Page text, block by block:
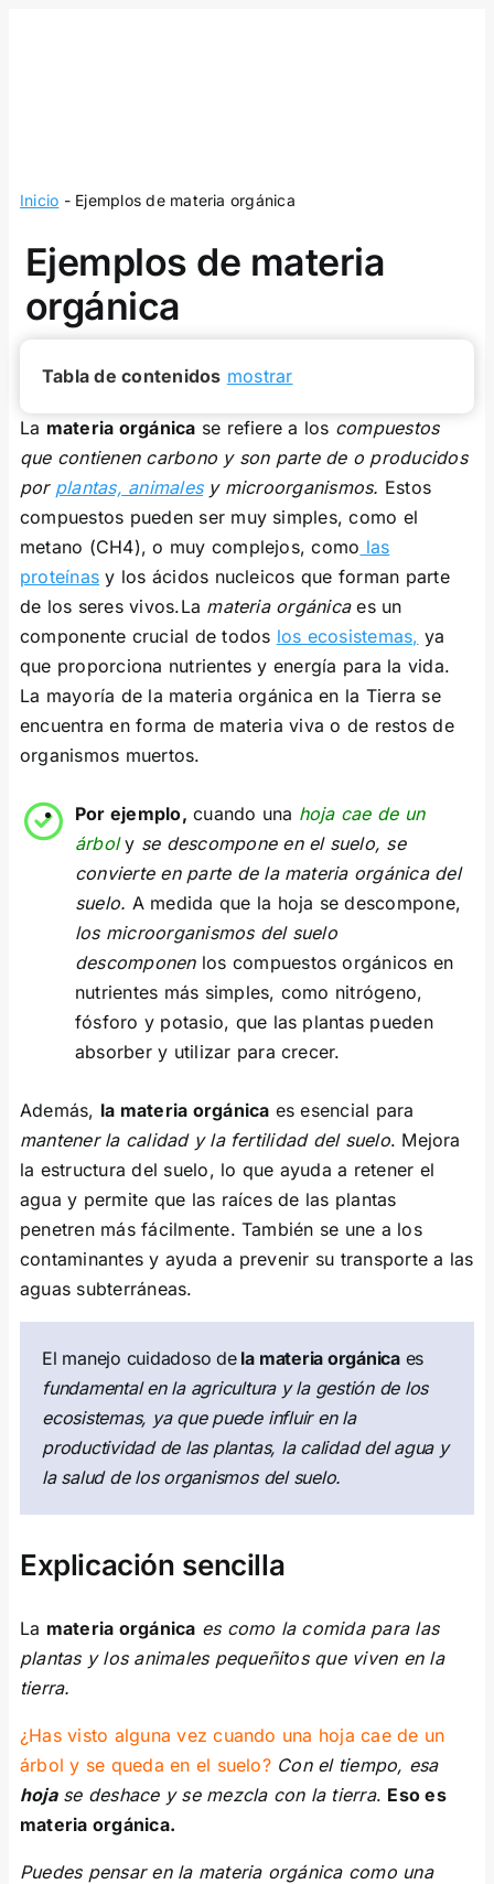
Inicio - Ejemplos de materia orgánica
Ejemplos de materia
orgánica
Tabla de contenidos mostrar
La materia orgánica se refiere a los compuestos
que contienen carbono y son parte de o producidos
por plantas, animalesy microorganismos. Estos
compuestos pueden ser muy simples, como el
metano (CH4), o muy complejos, como las
proteínas y los ácidos nucleicos que forman parte
de los seres vivos.La materia orgánicaes un
componente crucial de todos los ecosistemas, ya
que proporciona nutrientes y energía para la vida.
La mayoría de la materia orgánica en la Tierra se
encuentra en forma de materia viva o de restos de
organismos muertos.
Por ejemplo, cuando una hoja cae de un
árbol y se descompone en el suelo, se
convierte en parte de la materia orgánica del
suelo. A medida que la hoja se descompone,
los microorganismos del suelo
descomponenlos compuestos orgánicos en
nutrientes más simples, como nitrógeno,
fósforo y potasio, que las plantas pueden
absorber y utilizar para crecer.
Además, la materia orgánica es esencial para
mantener la calidad y la fertilidad del suelo. Mejora
la estructura del suelo, lo que ayuda a retener el
agua y permite que las raíces de las plantas
penetren más fácilmente. También se une a los
contaminantes y ayuda a prevenir su transporte a las
aguas subterráneas.
El manejo cuidadoso dela materia orgánicaes
fundamental en la agricultura y la gestión de los
ecosistemas, ya que puede influir en la
productividad de las plantas, la calidad del agua y
la salud de los organismos del suelo.
Explicación sencilla
La materia orgánica es como la comida para las
plantas y los animales pequeñitos que viven en la
tierra.
¿Has visto alguna vez cuando una hoja cae de un
árbol y se queda en el suelo? Con el tiempo, esa
hojase deshace y se mezcla con la tierra. Eso es
materia orgánica.
Puedes pensar en la materia orgánica como una